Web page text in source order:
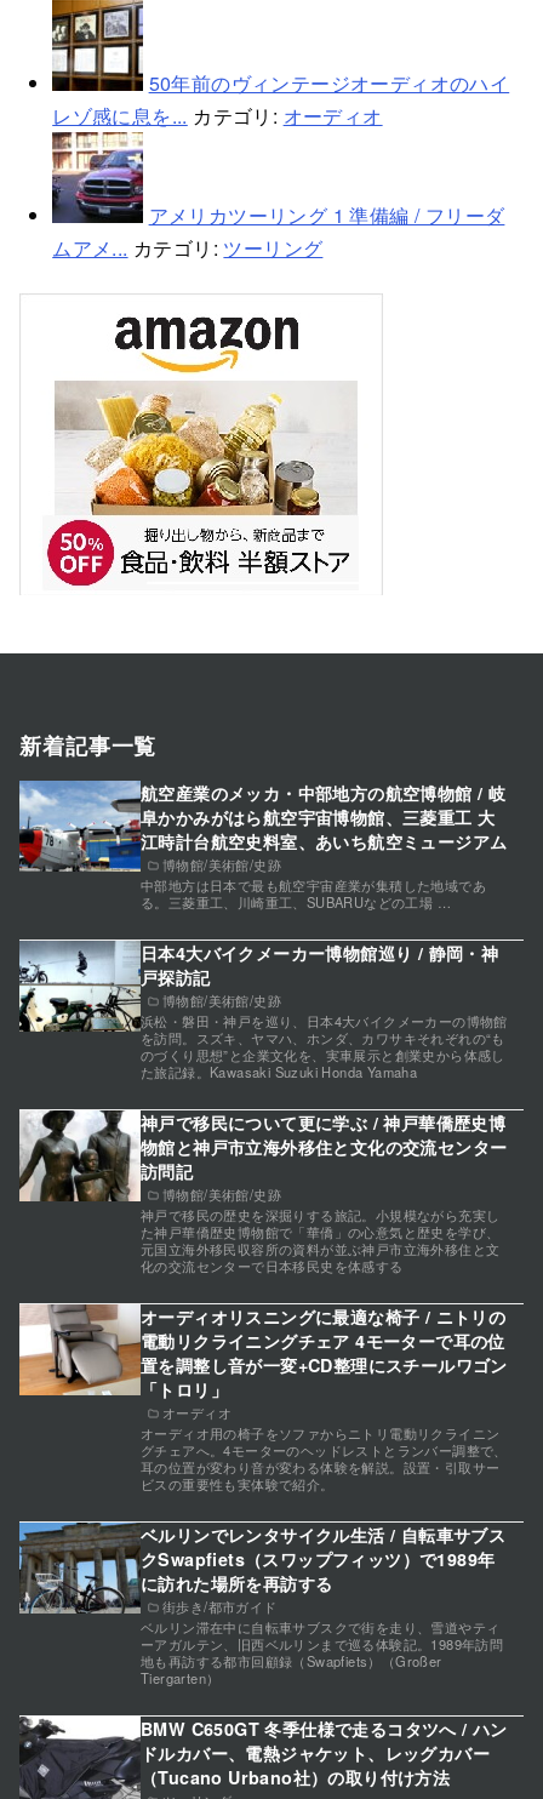
50年前のヴィンテージオーディオのハイ
レゾ感に息を... カテゴリ: オーディオ
アメリカツーリング 1 準備編 / フリーダ
ムアメ... カテゴリ: ツーリング
新着記事一覧
博物館/美術館/史跡
航空産業のメッカ・中部地方の航空博物館 / 岐
阜かかみがはら航空宇宙博物館、三菱重工 大
江時計台航空史料室、あいち航空ミュージアム
中部地方は日本で最も航空宇宙産業が集積した地域であ
る。三菱重工、川崎重工、SUBARUなどの工場 …
博物館/美術館/史跡
日本4大バイクメーカー博物館巡り / 静岡・神
戸探訪記
浜松・磐田・神戸を巡り、日本4大バイクメーカーの博物館
を訪問。スズキ、ヤマハ、ホンダ、カワサキそれぞれの“も
のづくり思想”と企業文化を、実車展示と創業史から体感し
た旅記録。Kawasaki Suzuki Honda Yamaha
博物館/美術館/史跡
神戸で移民について更に学ぶ / 神戸華僑歴史博
物館と神戸市立海外移住と文化の交流センター
訪問記
神戸で移民の歴史を深掘りする旅記。小規模ながら充実し
た神戸華僑歴史博物館で「華僑」の心意気と歴史を学び、
元国立海外移民収容所の資料が並ぶ神戸市立海外移住と文
化の交流センターで日本移民史を体感する
オーディオ
オーディオリスニングに最適な椅子 / ニトリの
電動リクライニングチェア 4モーターで耳の位
置を調整し音が一変+CD整理にスチールワゴン
「トロリ」
オーディオ用の椅子をソファからニトリ電動リクライニン
グチェアへ。4モーターのヘッドレストとランバー調整で、
耳の位置が変わり音が変わる体験を解説。設置・引取サー
ビスの重要性も実体験で紹介。
街歩き/都市ガイド
ベルリンでレンタサイクル生活 / 自転車サブス
クSwapfiets（スワップフィッツ）で1989年
に訪れた場所を再訪する
ベルリン滞在中に自転車サブスクで街を走り、雪道やティ
ーアガルテン、旧西ベルリンまで巡る体験記。1989年訪問
地も再訪する都市回顧録（Swapfiets）（Großer
Tiergarten）
BMW C650GT 冬季仕様で走るコタツへ / ハン
ドルカバー、電熱ジャケット、レッグカバー
（Tucano Urbano社）の取り付け方法